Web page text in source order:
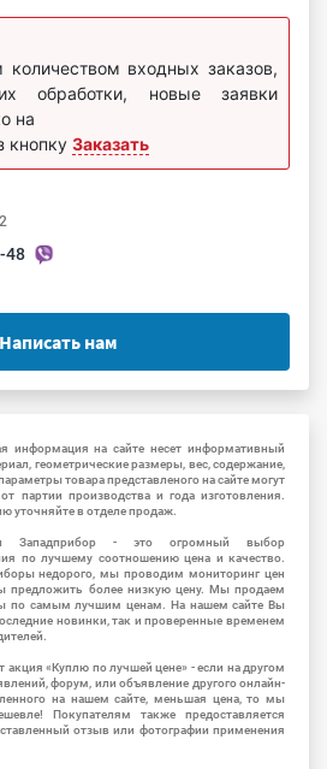
входных заказов,
обработки, новые заявки
на
кнопку Заказать
48
Написать нам
информация на сайте несет информативный
геометрические размеры, вес, содержание,
товара представленого на сайте могут
партии производства и года изготовления.
уточняйте в отделе продаж.
Западприбор - это огромный выбор
по лучшему соотношению цена и качество.
недорого, мы проводим мониторинг цен
предложить более низкую цену. Мы продаем
по самым лучшим ценам. На нашем сайте Вы
новинки, так и проверенные временем
акция «Куплю по лучшей цене» - если на другом
форум, или объявление другого онлайн-
на нашем сайте, меньшая цена, то мы
Покупателям также предоставляется
отзыв или фотографии применения